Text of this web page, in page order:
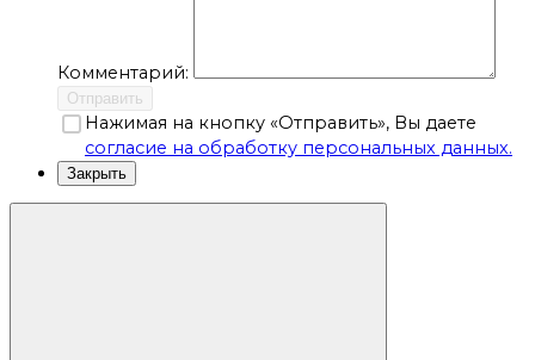
Комментарий:
Отправить
Нажимая на кнопку «Отправить», Вы даете
согласие на обработку персональных данных.
Закрыть